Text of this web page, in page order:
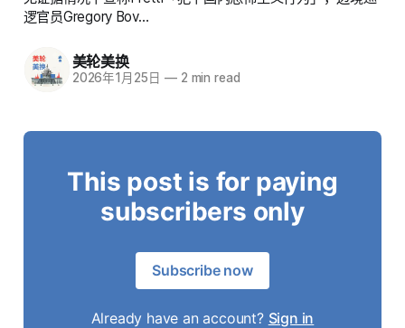
逻官员Gregory Bov…
美轮美换
2026年1月25日 —2 min read
This post is for paying
subscribers only
Subscribe now
Already have an account? Sign in